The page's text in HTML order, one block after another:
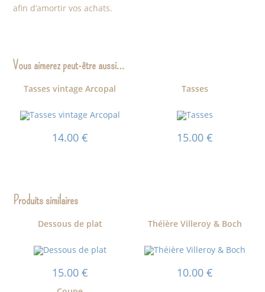
afin d’amortir vos achats.
Vous aimerez peut-être aussi…
Tasses vintage Arcopal
14.00 €
Tasses
15.00€
Produits similaires
Dessous de plat
15.00 €
Théière Villeroy & Boch
10.00€